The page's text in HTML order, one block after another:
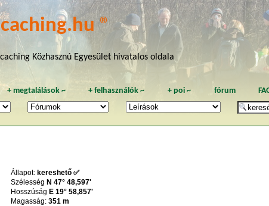
®
Közhasznú Egyesület hivatalos oldala
+ megtalálások~ +felhasználók ~ + poi~ fórum
Állapot: kereshető ✅
Szélesség N 47° 48,597'
Hosszúság E 19° 58,857'
Magasság: 351 m